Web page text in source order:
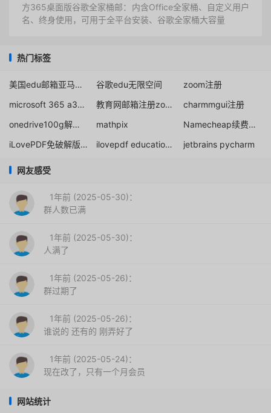
方365桌面版谷歌全家桶邮：内含Office全家桶、自定义用户
名、终身使用，可用于全平台安装、谷歌全家桶大容量
热门标签
美国edu邮箱亚马逊prime 谷歌edu无限空间
zoom注册
microsoft 365 a3学生免费用
教育网邮箱注册zoom
charmmgui注册
onedrive100g解决办法分享
mathpix
Namecheap续费优惠码
iLovePDF免破解版永久
ilovepdf education page jetbrains pycharm
网友感受
1年前 (2025-05-30)：
群人数已满
1年前 (2025-05-30)：
人满了
1年前 (2025-05-26)：
群过期了
1年前 (2025-05-26)：
谁说的 还有的 刚弄好了
1年前 (2025-05-24)：
现在改了，只有一个月会员
网站统计